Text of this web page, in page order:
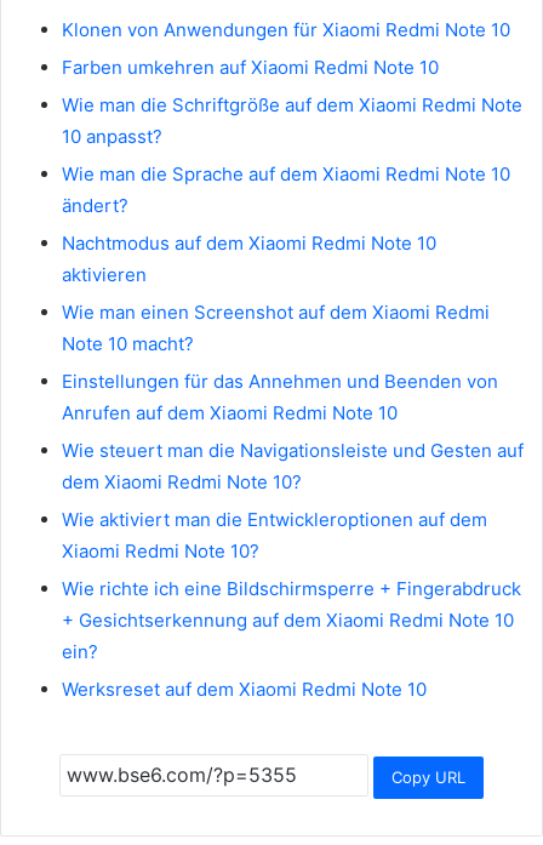
Klonen von Anwendungen für Xiaomi Redmi Note 10
Farben umkehren auf Xiaomi Redmi Note 10
Wie man die Schriftgröße auf dem Xiaomi Redmi Note
10 anpasst?
Wie man die Sprache auf dem Xiaomi Redmi Note 10
ändert?
Nachtmodus auf dem Xiaomi Redmi Note 10
aktivieren
Wie man einen Screenshot auf dem Xiaomi Redmi
Note 10 macht?
Einstellungen für das Annehmen und Beenden von
Anrufen auf dem Xiaomi Redmi Note 10
Wie steuert man die Navigationsleiste und Gesten auf
dem Xiaomi Redmi Note 10?
Wie aktiviert man die Entwickleroptionen auf dem
Xiaomi Redmi Note 10?
Wie richte ich eine Bildschirmsperre + Fingerabdruck
+ Gesichtserkennung auf dem Xiaomi Redmi Note 10
ein?
Werksreset auf dem Xiaomi Redmi Note 10
Copy URL